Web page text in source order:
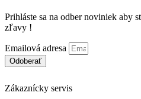
Prihláste sa na odber noviniek aby
zľavy !
Emailová adresa
Odoberať
Zákaznícky servis